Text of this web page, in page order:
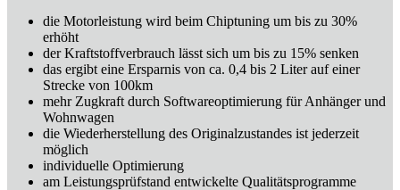
die Motorleistung wird beim Chiptuning um bis zu 30%
erhöht
der Kraftstoffverbrauch lässt sich um bis zu 15% senken
das ergibt eine Ersparnis von ca. 0,4 bis 2 Liter auf einer
Strecke von 100km
mehr Zugkraft durch Softwareoptimierung für Anhänger und
Wohnwagen
die Wiederherstellung des Originalzustandes ist jederzeit
möglich
individuelle Optimierung
am Leistungsprüfstand entwickelte Qualitätsprogramme